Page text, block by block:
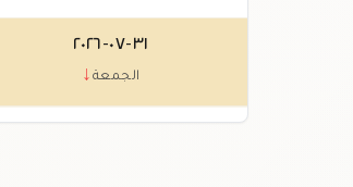
٣١-٠٧-٢٠٢٦
الجمعة ↓